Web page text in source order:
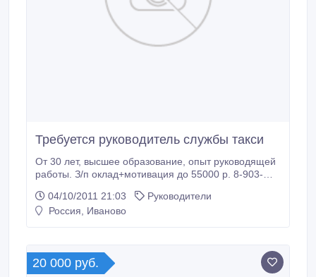
Требуется руководитель службы такси
От 30 лет, высшее образование, опыт руководящей
работы. З/п оклад+мотивация до 55000 р. 8-903-
04/10/2011 21:03
Руководители
Россия, Иваново
20 000 руб.